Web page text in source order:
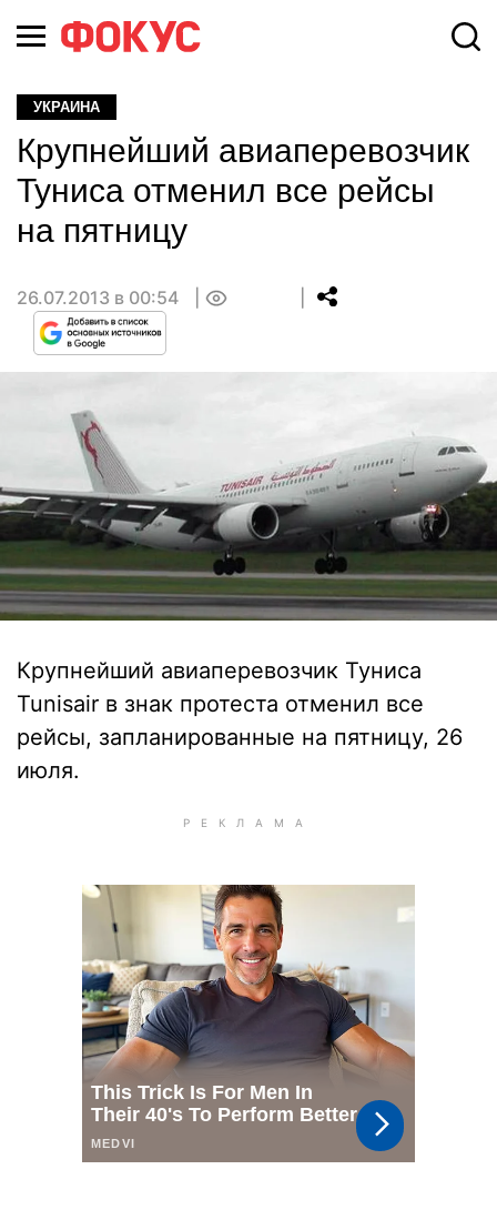
УКРАИНА
Крупнейший авиаперевозчик
Туниса отменил все рейсы
на пятницу
26.07.2013 в 00:54
Крупнейший авиаперевозчик Туниса
Tunisаir в знак протеста отменил все
рейсы, запланированные на пятницу, 26
июля.